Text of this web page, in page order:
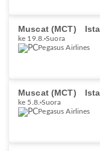
Muscat (MCT)
ke 19.8. Suora
Pegasus Airlines
Muscat (MCT)
ke 5.8. Suora
Pegasus Airlines